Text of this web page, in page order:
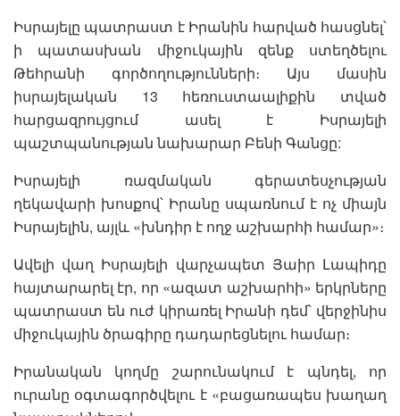
Իսրայելը պատրաստ է Իրանին հարված հասցնել՝
ի պատասխան միջուկային զենք ստեղծելու
Թեհրանի գործողությունների։ Այս մասին
իսրայելական 13 հեռուստաալիքին տված
հարցազրույցում ասել է Իսրայելի
պաշտպանության նախարար Բենի Գանցը:
Իսրայելի ռազմական գերատեսչության
ղեկավարի խոսքով՝ Իրանը սպառնում է ոչ միայն
Իսրայելին, այլև «խնդիր է ողջ աշխարհի համար»։
Ավելի վաղ Իսրայելի վարչապետ Յաիր Լապիդը
հայտարարել էր, որ «ազատ աշխարհի» երկրները
պատրաստ են ուժ կիրառել Իրանի դեմ՝ վերջինիս
միջուկային ծրագիրը դադարեցնելու համար։
Իրանական կողմը շարունակում է պնդել, որ
ուրանը օգտագործվելու է «բացառապես խաղաղ